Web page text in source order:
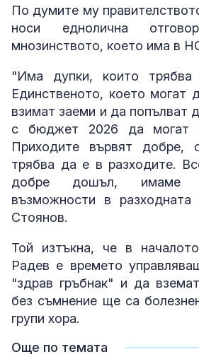
По думите му
носи еднолична
мнозинството, което има в
"Има дупки, които
Единственото, което могат
взимат заеми и да попълват
с бюджет 2026 да могат
Приходите вървят добре,
трябва да е в разходите.
добре дошъл, имаме
възможности в
Стоянов.
Той изтъкна, че в
Радев е времето
"здрав гръбнак" и да
без съмнение ще са
групи хора.
Още по темата